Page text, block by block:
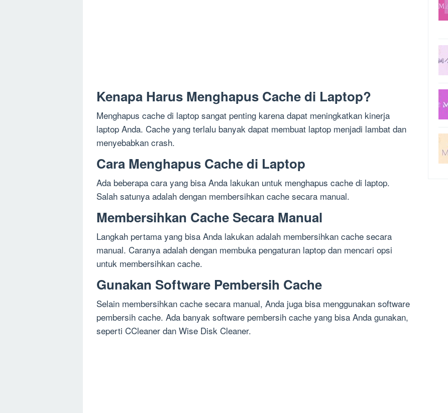
Kenapa Harus Menghapus Cache di Laptop?
Menghapus cache di laptop sangat penting karena dapat meningkatkan kinerja
laptop Anda. Cache yang terlalu banyak dapat membuat laptop menjadi lambat dan
menyebabkan crash.
Cara Menghapus Cache di Laptop
Ada beberapa cara yang bisa Anda lakukan untuk menghapus cache di laptop.
Salah satunya adalah dengan membersihkan cache secara manual.
Membersihkan Cache Secara Manual
Langkah pertama yang bisa Anda lakukan adalah membersihkan cache secara
manual. Caranya adalah dengan membuka pengaturan laptop dan mencari opsi
untuk membersihkan cache.
Gunakan Software Pembersih Cache
Selain membersihkan cache secara manual, Anda juga bisa menggunakan software
pembersih cache. Ada banyak software pembersih cache yang bisa Anda gunakan,
seperti CCleaner dan Wise Disk Cleaner.